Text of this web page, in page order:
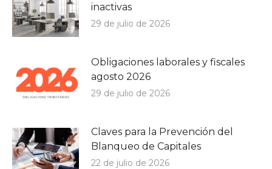
inactivas
29 de julio de 2026
Obligaciones laborales y fiscales
agosto 2026
29 de julio de 2026
Claves para la Prevención del
Blanqueo de Capitales
22 de julio de 2026